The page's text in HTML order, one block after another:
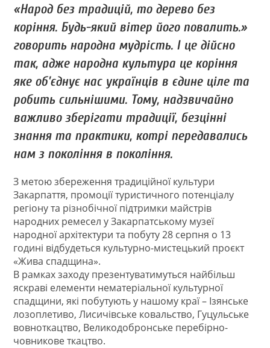
«Народ без традицій, то дерево без
коріння. Будь-який вітер його повалить.»
говорить народна мудрість. І це дійсно
так, адже народна культура це коріння
яке об’єднує нас українців в єдине ціле та
робить сильнішими. Тому, надзвичайно
важливо зберігати традиції, безцінні
знання та практики, котрі передавались
нам з покоління в покоління.
З метою збереження традиційної культури
Закарпаття, промоції туристичного потенціалу
регіону та різнобічної підтримки майстрів
народних ремесел у Закарпатському музеї
народної архітектури та побуту 28 серпня о 13
годині відбудеться культурно-мистецький проєкт
«Жива спадщина».
В рамках заходу презентуватимуться найбільш
яскраві елементи нематеріальної культурної
спадщини, які побутують у нашому краї – Ізянське
лозоплетиво, Лисичівське ковальство, Гуцульське
вовноткацтво, Великодобронське перебірно-
човникове ткацтво.